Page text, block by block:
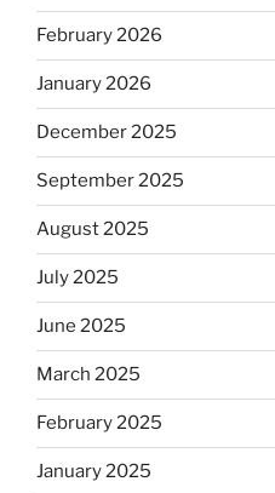
February 2026
January 2026
December 2025
September 2025
August 2025
July 2025
June 2025
March 2025
February 2025
January 2025